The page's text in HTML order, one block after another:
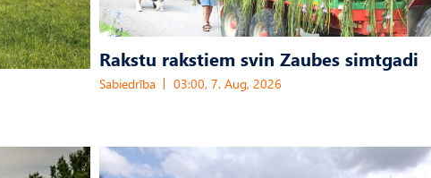
Rakstu rakstiem svin Zaubes simtgadi
Sabiedrība 03:00, 7. Aug, 2026